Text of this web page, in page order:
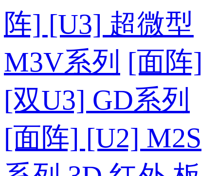
阵] [U3] 超微型
M3V系列 [面阵]
[双U3] GD系列
[面阵] [U2] M2S